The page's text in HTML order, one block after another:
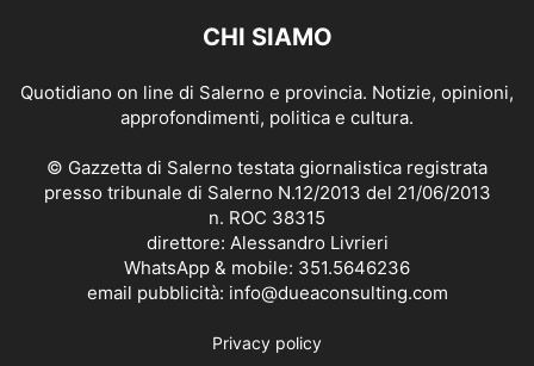
CHI SIAMO
Quotidiano on line di Salerno e provincia. Notizie, opinioni,
approfondimenti, politica e cultura.
© Gazzetta di Salerno testata giornalistica registrata
presso tribunale di Salerno N.12/2013 del 21/06/2013
n. ROC 38315
direttore: Alessandro Livrieri
WhatsApp & mobile: 351.5646236
email pubblicità: info@dueaconsulting.com
Privacy policy